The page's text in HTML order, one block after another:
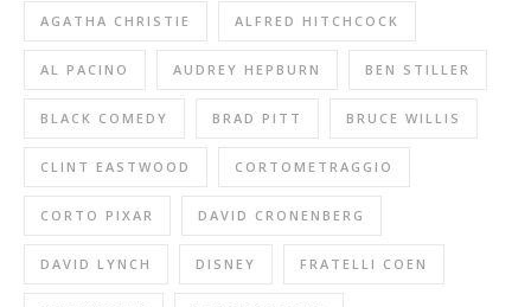
AGATHA CHRISTIE ALFRED HITCHCOCK
AL PACINO AUDREY HEPBURN BEN STILLER
BLACK COMEDY BRAD PITT BRUCE WILLIS
CLINT EASTWOOD CORTOMETRAGGIO
CORTO PIXAR DAVID CRONENBERG
DAVID LYNCH DISNEY FRATELLI COEN